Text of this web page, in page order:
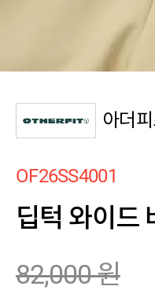
아더
OF26SS4001
딥턱 와이드
82,000원